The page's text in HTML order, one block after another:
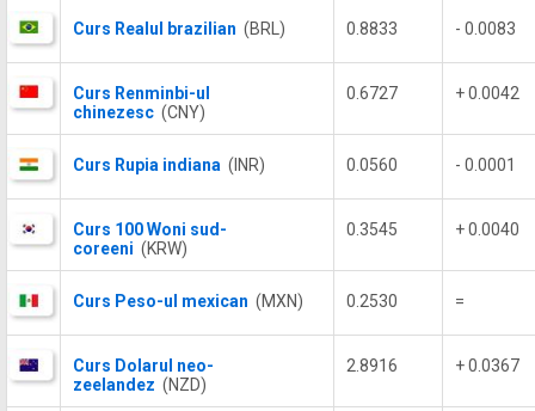
Curs Realul brazilian (BRL) 0.8833 - 0.0083
Curs Renminbi-ul
chinezesc (CNY)
0.6727 + 0.0042
Curs Rupia indiana (INR) 0.0560 - 0.0001
Curs 100 Woni sud-
coreeni (KRW)
0.3545 + 0.0040
Curs Peso-ul mexican (MXN) 0.2530 =
Curs Dolarul neo-
zeelandez (NZD)
2.8916 + 0.0367